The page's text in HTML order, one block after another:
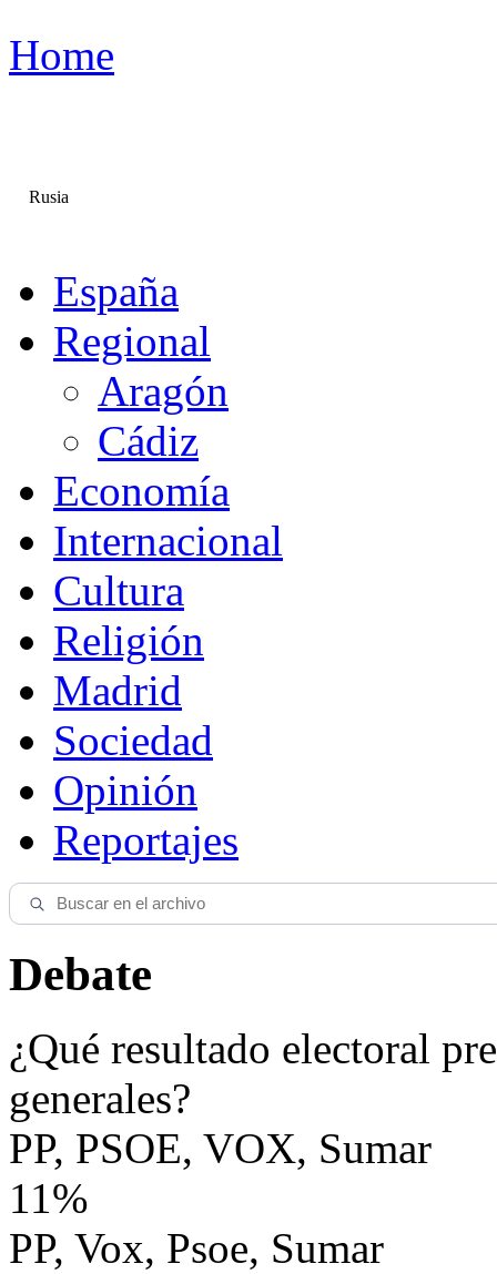
Home
Rusia
España
Regional
Aragón
Cádiz
Economía
Internacional
Cultura
Religión
Madrid
Sociedad
Opinión
Reportajes
Debate
¿Qué resultado electoral
generales?
PP, PSOE, VOX, Sumar
11%
PP, Vox, Psoe, Sumar